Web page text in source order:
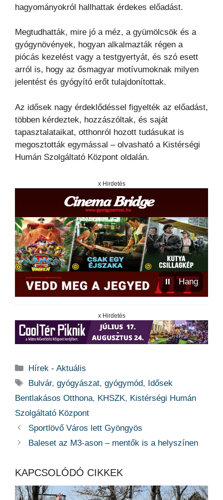
hagyományokról hallhattak érdekes előadást.
Megtudhatták, mire jó a méz, a gyümölcsök és a
gyógynövények, hogyan alkalmazták régen a
piócás kezelést vagy a testgyertyát, és szó esett
arról is, hogy az ősmagyar motívumoknak milyen
jelentést és gyógyító erőt tulajdonítottak.
Az idősek nagy érdeklődéssel figyelték az előadást,
többen kérdeztek, hozzászóltak, és saját
tapasztalataikat, otthonról hozott tudásukat is
megosztották egymással – olvasható a Kistérségi
Humán Szolgáltató Központ oldalán.
x Hirdetés
⏸ Hang
x Hirdetés
Kategória
Hírek - Aktuális
Címkék
Bulvár,gyógyászat,gyógymód, Idősek
Bentlakásos Otthona, KHSZK, Kistérségi Humán
Szolgáltató Központ
Sportlövő Város lett Gyöngyös
Baleset az M3-ason – mentők is a helyszínen
KAPCSOLÓDÓ CIKKEK